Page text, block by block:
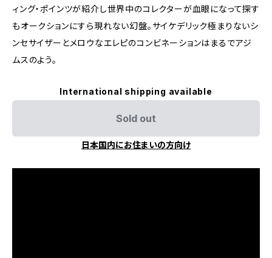
ィング・ポインツが紹介し世界中のコレクターが血眼になって探す
もオークションにすら現れない幻盤。サイケデリック極まりないシ
ンセサイザーとメロウなエレピのコンビネーションはまるでアジ
ムスのよう。
International shipping available
Sold out
日本国内にお住まいの方向け